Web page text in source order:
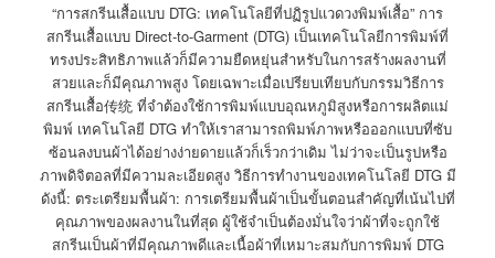
“การสกรีนเสื้อแบบ DTG: เทคโนโลยีที่ปฏิรูปแวดวงพิมพ์เสื้อ” การ
สกรีนเสื้อแบบ Direct-to-Garment (DTG) เป็นเทคโนโลยีการพิมพ์ที่
ทรงประสิทธิภาพแล้วก็มีความยืดหยุ่นสำหรับในการสร้างผลงานที่
สวยและก็มีคุณภาพสูง โดยเฉพาะเมื่อเปรียบเทียบกับกรรมวิธีการ
สกรีนเสื้อ传统 ที่จำต้องใช้การพิมพ์แบบอุณหภูมิสูงหรือการผลิตแม่
พิมพ์ เทคโนโลยี DTG ทำให้เราสามารถพิมพ์ภาพหรือออกแบบที่ซับ
ซ้อนลงบนผ้าได้อย่างง่ายดายแล้วก็เร็วกว่าเดิม ไม่ว่าจะเป็นรูปหรือ
ภาพดิจิตอลที่มีความละเอียดสูง วิธีการทำงานของเทคโนโลยี DTG มี
ดังนี้: ตระเตรียมพื้นผ้า: การเตรียมพื้นผ้าเป็นขั้นตอนสำคัญที่เน้นไปที่
คุณภาพของผลงานในที่สุด ผู้ใช้จำเป็นต้องมั่นใจว่าผ้าที่จะถูกใช้
สกรีนเป็นผ้าที่มีคุณภาพดีและเนื้อผ้าที่เหมาะสมกับการพิมพ์ DTG